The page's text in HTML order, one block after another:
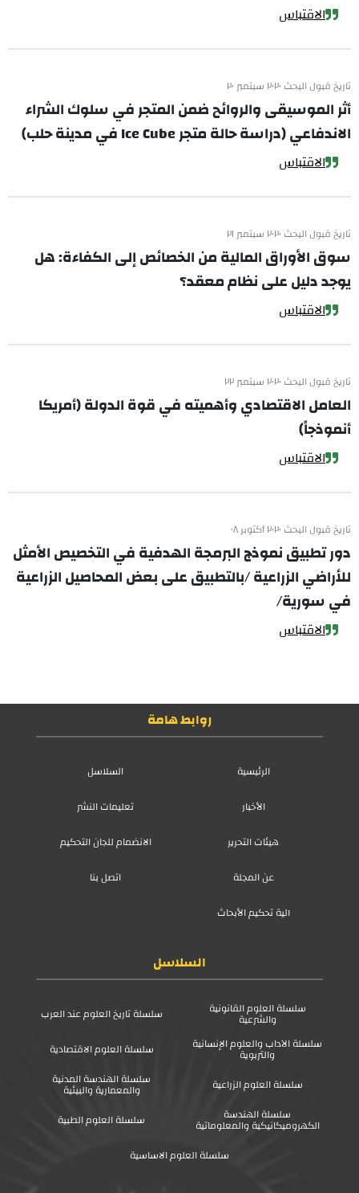
الاقتباس
تاريخ قبول البحث ٢٠٢٠ سبتمبر ٢٠
أثر الموسيقى والروائح ضمن المتجر في سلوك الشراء
الاندفاعي (دراسة حالة متجر Ice Cube في مدينة حلب)
الاقتباس
تاريخ قبول البحث ٢٠٢٠ سبتمبر ٢١
سوق الأوراق المالية من الخصائص إلى الكفاءة: هل
يوجد دليل على نظام معقد؟
الاقتباس
تاريخ قبول البحث ٢٠٢٠ سبتمبر ٢٢
العامل الاقتصادي وأهميته في قوة الدولة (أمريكا
أنموذجاً)
الاقتباس
تاريخ قبول البحث ٢٠٢٠ أكتوبر ٠٨
دور تطبيق نموذج البرمجة الهدفية في التخصيص الأمثل
للأراضي الزراعية /بالتطبيق على بعض المحاصيل الزراعية
في سورية/
الاقتباس
روابط هامة
الرئيسية
السلاسل
الأخبار
تعليمات النشر
هيئات التحرير
الانضمام للجان التحكيم
عن المجلة
اتصل بنا
آلية تحكيم الأبحاث
السلاسل
سلسلة العلوم القانونية
والشرعية
سلسلة تاريخ العلوم عند العرب
سلسلة الآداب والعلوم الإنسانية
والتربوية
سلسلة العلوم الاقتصادية
سلسلة العلوم الزراعية
سلسلة الهندسة المدنية
والمعمارية والبيئية
سلسلة الهندسة
الكهروميكانيكية والمعلوماتية
سلسلة العلوم الطبية
سلسلة العلوم الاساسية